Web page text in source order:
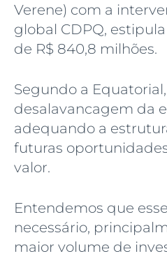
Verene) com a
global CDPQ,
de R$ 840,8 milhões.
Segundo a
desalavancagem da
adequando a
futuras
valor.
Entendemos que
necessário,
maior volume de